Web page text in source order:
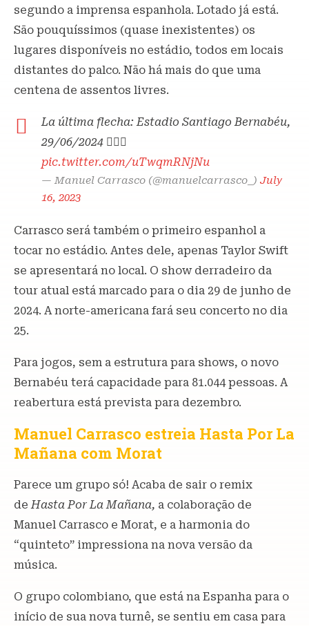
segundo a imprensa espanhola. Lotado já está.
São pouquíssimos (quase inexistentes) os
lugares disponíveis no estádio, todos em locais
distantes do palco. Não há mais do que uma
centena de assentos livres.
La última flecha: Estadio Santiago Bernabéu,
29/06/2024 ❤️‍🔥🏹
pic.twitter.com/uTwqmRNjNu
— Manuel Carrasco (@manuelcarrasco_) July
16, 2023
Carrasco será também o primeiro espanhol a
tocar no estádio. Antes dele, apenas Taylor Swift
se apresentará no local. O show derradeiro da
tour atual está marcado para o dia 29 de junho de
2024. A norte-americana fará seu concerto no dia
25.
Para jogos, sem a estrutura para shows, o novo
Bernabéu terá capacidade para 81.044 pessoas. A
reabertura está prevista para dezembro.
Manuel Carrasco estreia Hasta Por La
Mañana com Morat
Parece um grupo só! Acaba de sair o remix
deHasta Por La Mañana, a colaboração de
Manuel Carrasco e Morat, e a harmonia do
“quinteto” impressiona na nova versão da
música.
O grupo colombiano, que está na Espanha para o
início de sua nova turnê, se sentiu em casa para